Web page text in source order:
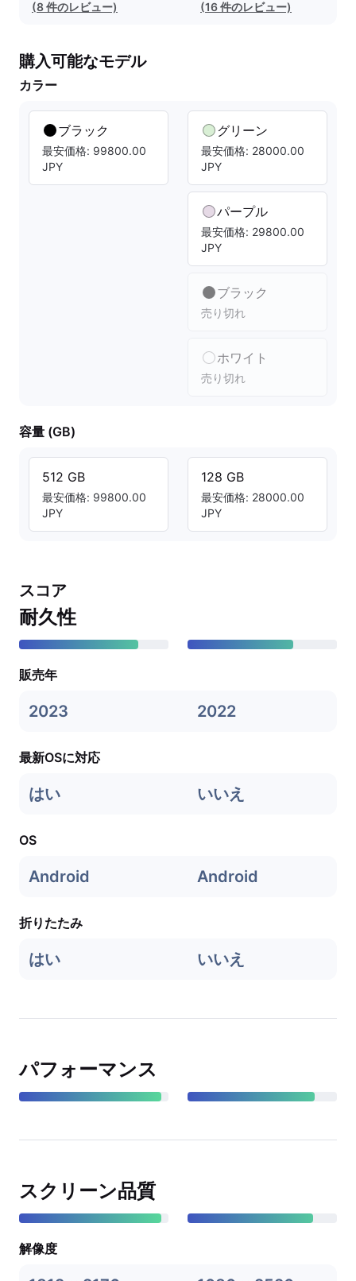
(8 件のレビュー)
(16 件のレビュー)
購入可能なモデル
カラー
ブラック
最安価格: 99800.00
JPY
グリーン
最安価格: 28000.00
JPY
パープル
最安価格: 29800.00
JPY
ブラック
売り切れ
ホワイト
売り切れ
容量 (GB)
512 GB
最安価格: 99800.00
JPY
128 GB
最安価格: 28000.00
JPY
スコア
耐久性
販売年
2023 2022
最新OSに対応
はい いいえ
OS
Android Android
折りたたみ
はい いいえ
パフォーマンス
スクリーン品質
解像度